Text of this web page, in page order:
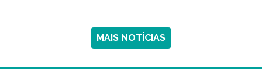
MAIS NOTÍCIAS